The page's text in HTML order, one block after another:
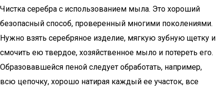
Чистка серебра с использованием мыла. Это хороший
безопасный способ, проверенный многими поколениями.
Нужно взять серебряное изделие, мягкую зубную щетку и
смочить ею твердое, хозяйственное мыло и потереть его.
Образовавшейся пеной следует обработать, например,
всю цепочку, хорошо натирая каждый ее участок, все